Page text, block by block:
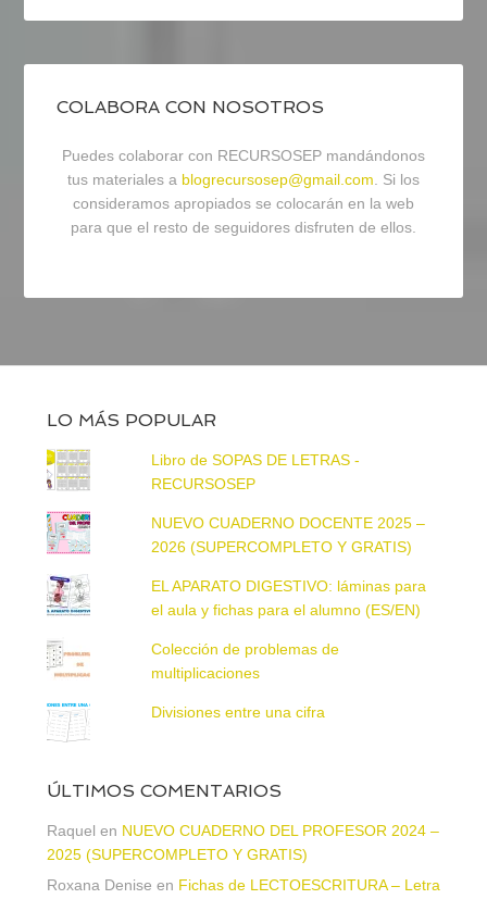
COLABORA CON NOSOTROS
Puedes colaborar con RECURSOSEP mandándonos
tus materiales a blogrecursosep@gmail.com . Si los
consideramos apropiados se colocarán en la web
para que el resto de seguidores disfruten de ellos.
LO MÁS POPULAR
Libro de SOPAS DE LETRAS -
RECURSOSEP
NUEVO CUADERNO DOCENTE 2025 –
2026 (SUPERCOMPLETO Y GRATIS)
EL APARATO DIGESTIVO: láminas para
el aula y fichas para el alumno (ES/EN)
Colección de problemas de
multiplicaciones
Divisiones entre una cifra
ÚLTIMOS COMENTARIOS
Raquel en NUEVO CUADERNO DEL PROFESOR 2024 –
2025 (SUPERCOMPLETO Y GRATIS)
Roxana Denise en Fichas de LECTOESCRITURA – Letra